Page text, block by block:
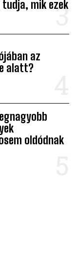
tudja, mik ezek
az
alatt?
oldódnak